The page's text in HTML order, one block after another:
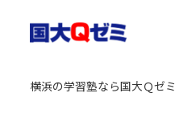
横浜の学習塾なら国大Ｑゼミ